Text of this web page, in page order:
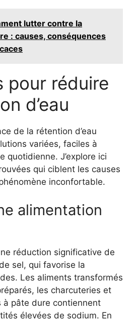
lutter contre la
: causes, conséquences
pour réduire
d’eau
de la rétention d’eau
variées, faciles à
quotidienne. J’explore ici
qui ciblent les causes
inconfortable.
alimentation
réduction significative de
sel, qui favorise la
Les aliments transformés
les charcuteries et
à pâte dure contiennent
élevées de sodium. En